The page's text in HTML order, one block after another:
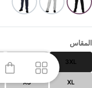
المقاس
3XL
XL
XS